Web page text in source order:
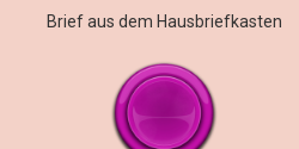
Brief aus dem Hausbriefkasten